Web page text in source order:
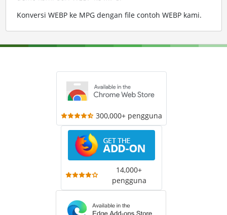
Konversi WEBP ke MPG dengan file contoh WEBP kami.
300,000+ pengguna
14,000+
pengguna